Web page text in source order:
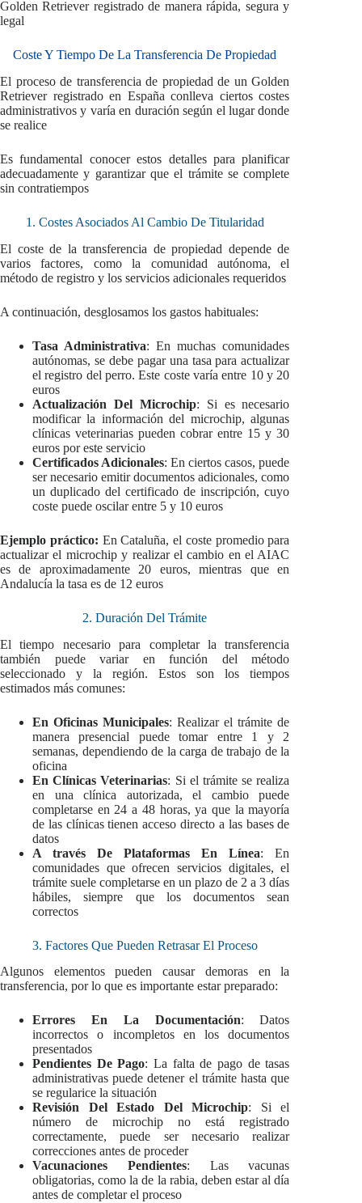
Golden Retriever registrado de manera rápida, segura y
legal
Coste Y Tiempo De La Transferencia De Propiedad
El proceso de transferencia de propiedad de un Golden
Retriever registrado en España conlleva ciertos costes
administrativos y varía en duración según el lugar donde
se realice
Es fundamental conocer estos detalles para planificar
adecuadamente y garantizar que el trámite se complete
sin contratiempos
1. Costes Asociados Al Cambio De Titularidad
El coste de la transferencia de propiedad depende de
varios factores, como la comunidad autónoma, el
método de registro y los servicios adicionales requeridos
A continuación, desglosamos los gastos habituales:
Tasa Administrativa: En muchas comunidades
autónomas, se debe pagar una tasa para actualizar
el registro del perro. Este coste varía entre 10 y 20
euros
Actualización Del Microchip: Si es necesario
modificar la información del microchip, algunas
clínicas veterinarias pueden cobrar entre 15 y 30
euros por este servicio
Certificados Adicionales: En ciertos casos, puede
ser necesario emitir documentos adicionales, como
un duplicado del certificado de inscripción, cuyo
coste puede oscilar entre 5 y 10 euros
Ejemplo práctico: En Cataluña, el coste promedio para
actualizar el microchip y realizar el cambio en el AIAC
es de aproximadamente 20 euros, mientras que en
Andalucía la tasa es de 12 euros
2. Duración Del Trámite
El tiempo necesario para completar la transferencia
también puede variar en función del método
seleccionado y la región. Estos son los tiempos
estimados más comunes:
En Oficinas Municipales: Realizar el trámite de
manera presencial puede tomar entre 1 y 2
semanas, dependiendo de la carga de trabajo de la
oficina
En Clínicas Veterinarias: Si el trámite se realiza
en una clínica autorizada, el cambio puede
completarse en 24 a 48 horas, ya que la mayoría
de las clínicas tienen acceso directo a las bases de
datos
A través De Plataformas En Línea: En
comunidades que ofrecen servicios digitales, el
trámite suele completarse en un plazo de 2 a 3 días
hábiles, siempre que los documentos sean
correctos
3. Factores Que Pueden Retrasar El Proceso
Algunos elementos pueden causar demoras en la
transferencia, por lo que es importante estar preparado:
Errores En La Documentación: Datos
incorrectos o incompletos en los documentos
presentados
Pendientes De Pago: La falta de pago de tasas
administrativas puede detener el trámite hasta que
se regularice la situación
Revisión Del Estado Del Microchip: Si el
número de microchip no está registrado
correctamente, puede ser necesario realizar
correcciones antes de proceder
Vacunaciones Pendientes: Las vacunas
obligatorias, como la de la rabia, deben estar al día
antes de completar el proceso